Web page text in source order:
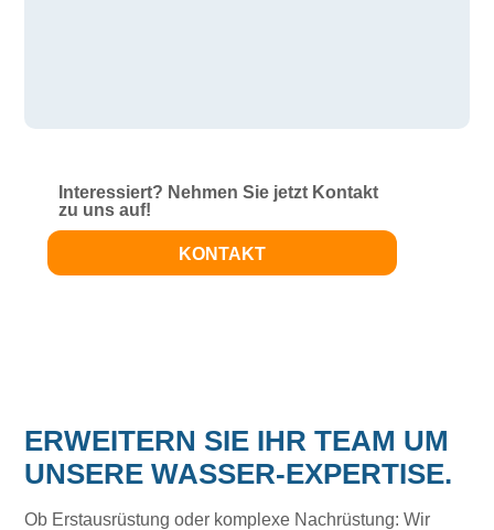
Interessiert? Nehmen Sie jetzt Kontakt
zu uns auf!
KONTAKT
ERWEITERN SIE IHR TEAM UM
UNSERE WASSER-EXPERTISE.
Ob Erstausrüstung oder komplexe Nachrüstung: Wir